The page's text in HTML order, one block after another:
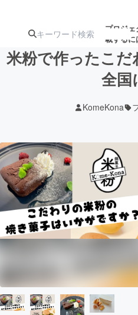
プロジ
載するに
ジェクト
アート・写真
テクノロジー・ガジ
映像・映画
まちづくり・地域活
米粉で作ったこ
全国
KomeKona